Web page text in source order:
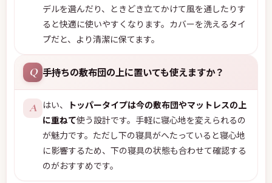
デルを選んだり、ときどき立てかけて風を通したりす
ると快適に使いやすくなります。カバーを洗えるタイ
プだと、より清潔に保てます。
Q 手持ちの敷布団の上に置いても使えますか？
A はい、
トッパータイプは今の敷布団やマットレスの上
に重ねて使う設計です。手軽に寝心地を変えられるの
が魅力です。ただし下の寝具がへたっていると寝心地
に影響するため、下の寝具の状態も合わせて確認する
のがおすすめです。